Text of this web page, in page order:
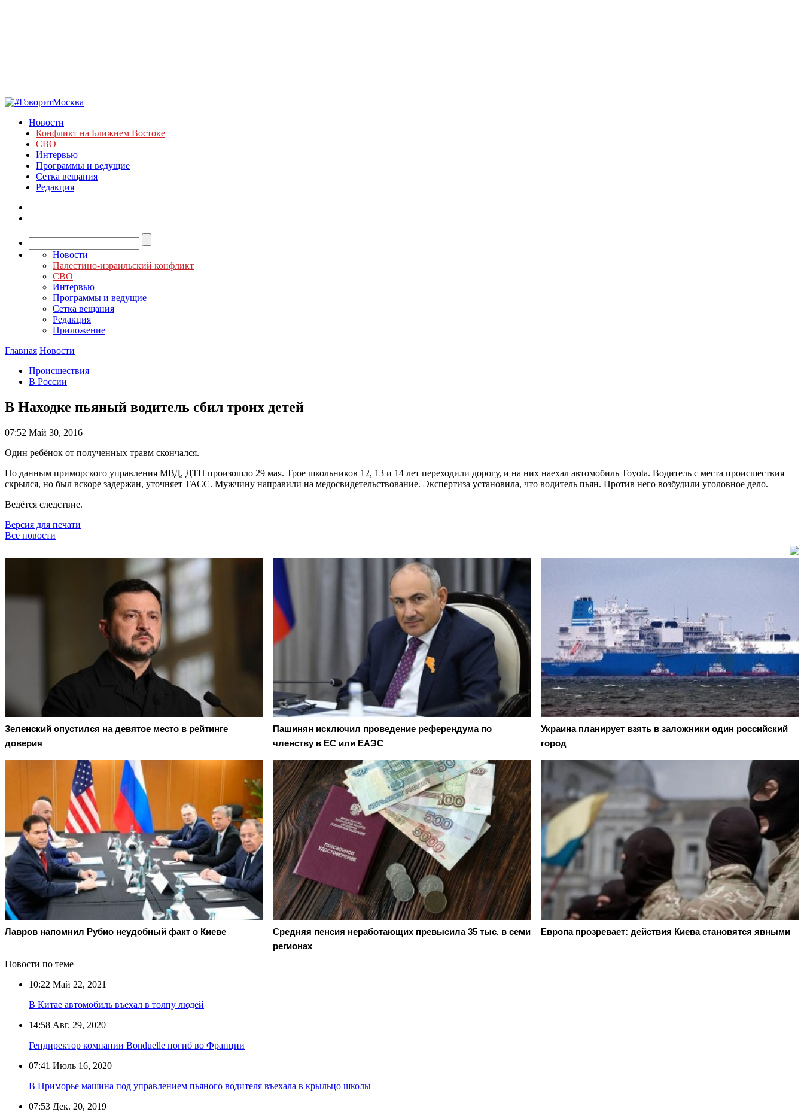
Новости
Конфликт на Ближнем Востоке
СВО
Интервью
Программы и ведущие
Сетка вещания
Редакция
Новости
Палестино-израильский конфликт
СВО
Интервью
Программы и ведущие
Сетка вещания
Редакция
Приложение
Главная Новости
Происшествия
В России
В Находке пьяный водитель сбил троих детей
07:52 Май 30, 2016
Один ребёнок от полученных травм скончался.
По данным приморского управления МВД, ДТП произошло 29 мая. Трое школьников 12, 13 и 14 лет переходили дорогу, и на них наехал автомобиль Toyota. Водитель с места происшествия
скрылся, но был вскоре задержан, уточняет ТАСС. Мужчину направили на медосвидетельствование. Экспертиза установила, что водитель пьян. Против него возбудили уголовное дело.
Ведётся следствие.
Версия для печати
Все новости
Зеленский опустился на девятое место в рейтинге
доверия
Пашинян исключил проведение референдума по
членству в ЕС или ЕАЭС
Украина планирует взять в заложники один российский
город
Лавров напомнил Рубио неудобный факт о Киеве
Средняя пенсия неработающих превысила 35 тыс. в семи
регионах
Европа прозревает: действия Киева становятся явными
Новости по теме
10:22 Май 22, 2021
В Китае автомобиль въехал в толпу людей
14:58 Авг. 29, 2020
Гендиректор компании Bonduelle погиб во Франции
07:41 Июль 16, 2020
В Приморье машина под управлением пьяного водителя въехала в крыльцо школы
07:53 Дек. 20, 2019